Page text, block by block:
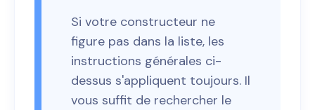
Si votre constructeur ne
figure pas dans la liste, les
instructions générales ci-
dessus s'appliquent toujours. Il
vous suffit de rechercher le